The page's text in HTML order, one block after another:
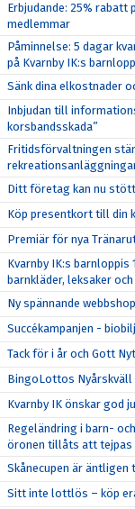
Erbjudande: 25%
medlemmar
Påminnelse: 5 dagar
på Kvarnby IK:s
Sänk dina elkostnader
Inbjudan till
korsbandsskada”
Fritidsförvaltningen
Ditt företag kan nu
Köp presentkort till din
Premiär för nya
Kvarnby IK:s barnloppis
barnkläder, leksaker
Ny spännande
Succékampanjen -
Tack för i år och Gott
BingoLottos Nyårskväll
Kvarnby IK önskar god
Regeländring i barn-
öronen tillåts att tejpas
Skånecupen är
Sitt inte lottlös – köp